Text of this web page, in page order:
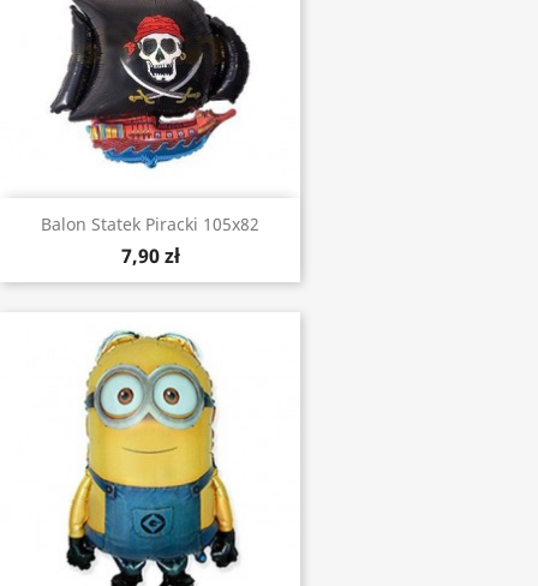
Balon Statek Piracki 105x82
7,90 zł